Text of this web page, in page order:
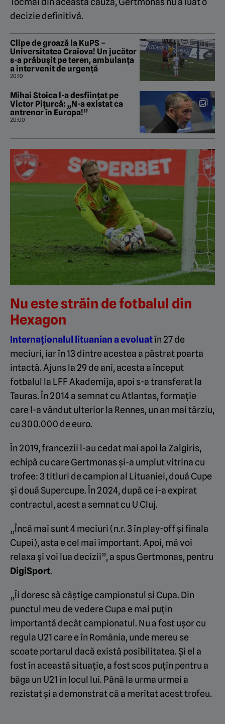
decizie definitivă.
Clipe de groază la KuPS –
Universitatea Craiova! Un jucător
s-a prăbușit pe teren, ambulanța
a intervenit de urgență
20:10
Mihai Stoica l-a desființat pe
Victor Pițurcă: „N-a existat ca
antrenor în Europa!”
20:00
Nu este străin de fotbalul din
Hexagon
Internaționalul lituanian a evoluatîn 27 de
meciuri, iar în 13 dintre acestea a păstrat poarta
intactă. Ajuns la 29 de ani, acesta a început
fotbalul la LFF Akademija, apoi s-a transferat la
Tauras. În 2014 a semnat cu Atlantas, formație
care l-a vândut ulterior la Rennes, un an mai târziu,
cu 300.000 de euro.
În 2019, francezii l-au cedat mai apoi la Zalgiris,
echipă cu care Gertmonas și-a umplut vitrina cu
trofee: 3 titluri de campion al Lituaniei, două Cupe
și două Supercupe. În 2024, după ce i-a expirat
contractul, acest a semnat cu U Cluj.
„Încă mai sunt 4 meciuri (n.r. 3 în play-off și finala
Cupei), asta e cel mai important. Apoi, mă voi
relaxa și voi lua decizii”, a spus Gertmonas, pentru
DigiSport.
„Îi doresc să câștige campionatul și Cupa. Din
punctul meu de vedere Cupa e mai puțin
importantă decât campionatul. Nu a fost ușor cu
regula U21 care e în România, unde mereu se
scoate portarul dacă există posibilitatea. Și el a
fost în această situație, a fost scos puțin pentru a
băga un U21 în locul lui. Până la urma urmei a
rezistat și a demonstrat că a meritat acest trofeu.